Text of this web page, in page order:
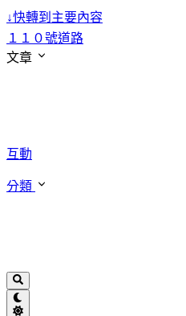
↓快轉到主要內容
１１０號道路
文章
互動
分類